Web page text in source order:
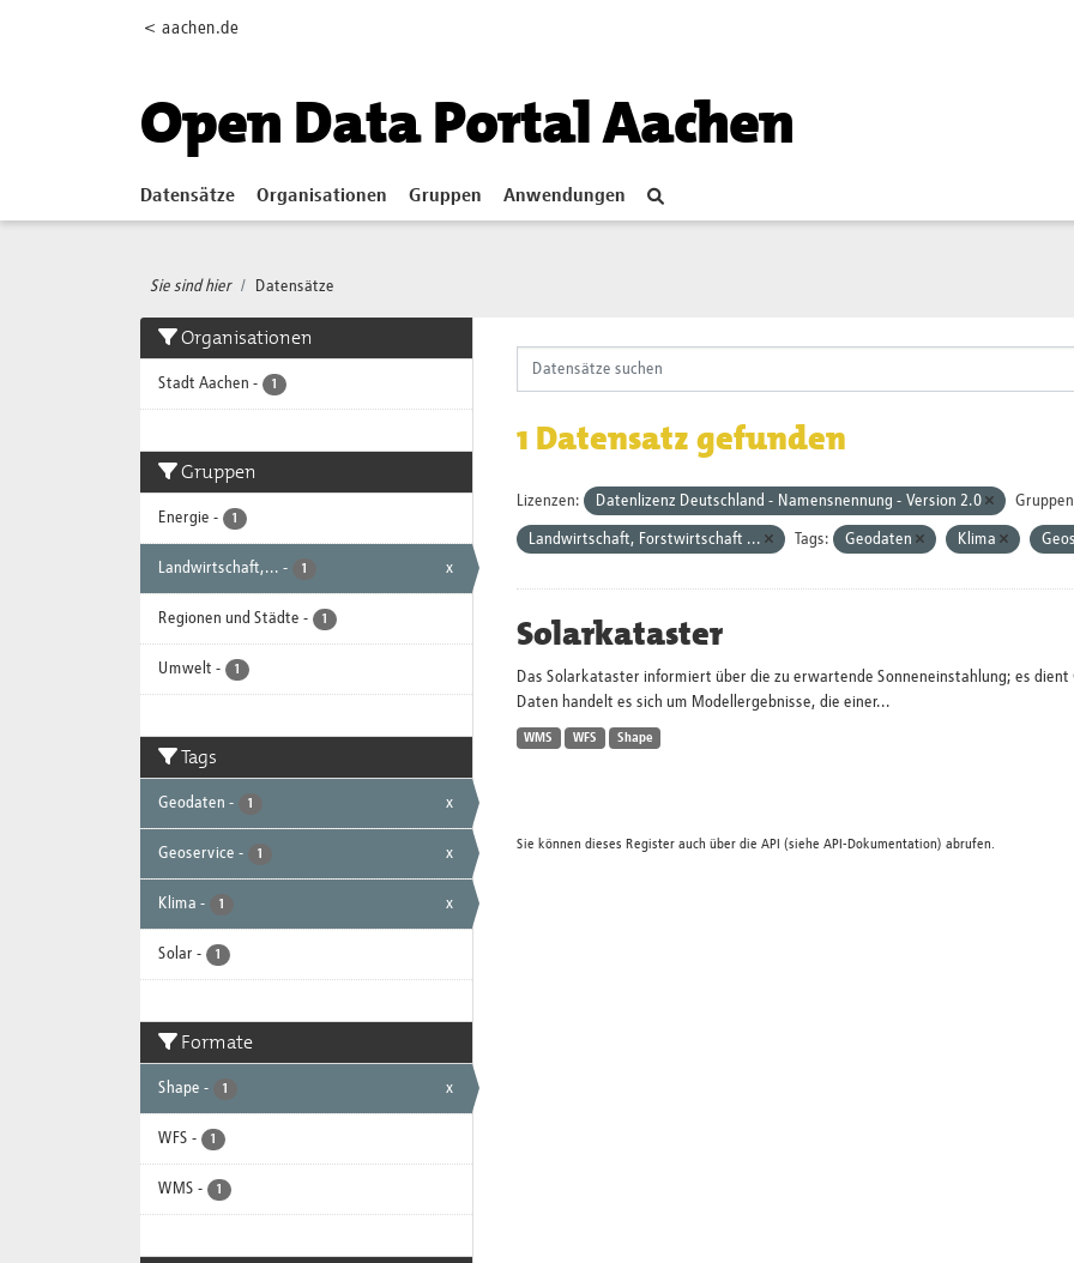
< aachen.de
Open Data Portal Aachen
Datensätze Organisationen Gruppen Anwendungen
Sie sind hier Datensätze
Organisationen
Stadt Aachen - 1
Gruppen
Energie - 1
Landwirtschaft,... - 1 x
Regionen und Städte - 1
Umwelt - 1
Tags
Geodaten - 1 x
Geoservice - 1 x
Klima - 1 x
Solar - 1
Formate
Shape - 1 x
WFS - 1
WMS - 1
1 Datensatz gefunden
Lizenzen: Datenlizenz Deutschland - Namensnennung - Version 2.0
Landwirtschaft, Forstwirtschaft ... Tags: Geodaten Klima
Solarkataster
Das Solarkataster informiert über die zu erwartende Sonneneinstahlung; es
Daten handelt es sich um Modellergebnisse, die einer...
WMS WFS Shape
Sie können dieses Register auch über die API (siehe API-Dokumentation) abrufen.